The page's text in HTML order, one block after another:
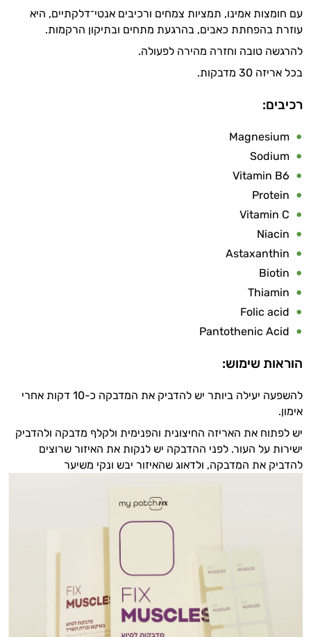
עם חומצות אמינו, תמציות צמחים ורכיבים אנטי־דלקתיים, היא
עוזרת בהפחתת כאבים, בהרגעת מתחים ובתיקון הרקמות.
להרגשה טובה וחזרה מהירה לפעולה.
בכל אריזה 30 מדבקות.
רכיבים:
Magnesium
Sodium
Vitamin B6
Protein
Vitamin C
Niacin
Astaxanthin
Biotin
Thiamin
Folic acid
Pantothenic Acid
הוראות שימוש:
להשפעה יעילה ביותר יש להדביק את המדבקה כ-10 דקות אחרי
אימון.
יש לפתוח את האריזה החיצונית והפנימית ולקלף מדבקה ולהדביק
ישירות על העור. לפני ההדבקה יש לנקות את האיזור שרוצים
להדביק את המדבקה, ולדאוג שהאיזור יבש ונקי משיער